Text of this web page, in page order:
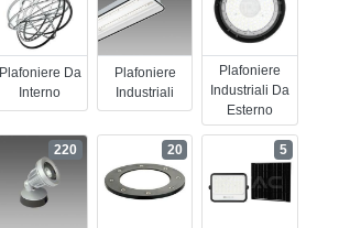
Plafoniere Da
Interno
Plafoniere
Industriali
Plafoniere
Industriali Da
Esterno
220 20 5